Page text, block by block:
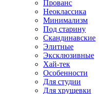
Прованс
Неоклассика
Минимализм
Под старину
Скандинавские
Элитные
Эксклюзивные
Хай-тек
Особенности
Для студии
Для хрущевки